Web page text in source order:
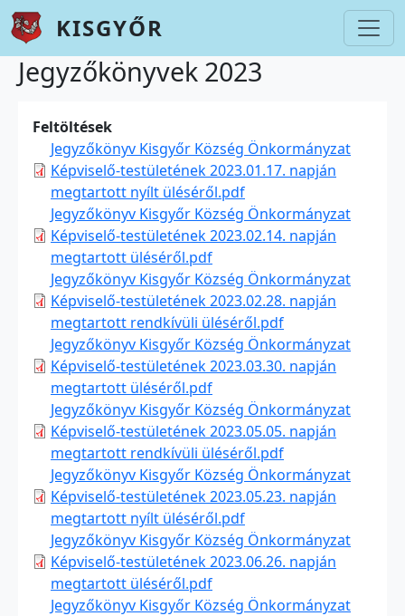
Ugrás a tartalomra
KISGYŐR
Jegyzőkönyvek 2023
Feltöltések
Jegyzőkönyv Kisgyőr Község Önkormányzat
Képviselő-testületének 2023.01.17. napján
megtartott nyílt üléséről.pdf
Jegyzőkönyv Kisgyőr Község Önkormányzat
Képviselő-testületének 2023.02.14. napján
megtartott üléséről.pdf
Jegyzőkönyv Kisgyőr Község Önkormányzat
Képviselő-testületének 2023.02.28. napján
megtartott rendkívüli üléséről.pdf
Jegyzőkönyv Kisgyőr Község Önkormányzat
Képviselő-testületének 2023.03.30. napján
megtartott üléséről.pdf
Jegyzőkönyv Kisgyőr Község Önkormányzat
Képviselő-testületének 2023.05.05. napján
megtartott rendkívüli üléséről.pdf
Jegyzőkönyv Kisgyőr Község Önkormányzat
Képviselő-testületének 2023.05.23. napján
megtartott nyílt üléséről.pdf
Jegyzőkönyv Kisgyőr Község Önkormányzat
Képviselő-testületének 2023.06.26. napján
megtartott üléséről.pdf
Jegyzőkönyv Kisgyőr Község Önkormányzat